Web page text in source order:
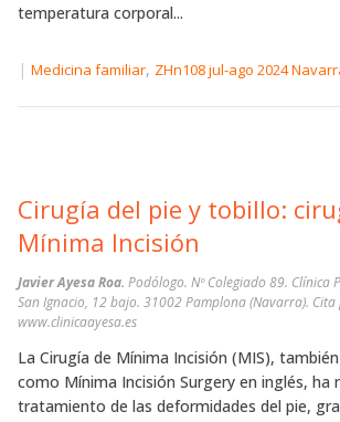
temperatura corporal...
| Medicina familiar, ZHn108 jul-ago 2024
Cirugía del pie y tobillo:
Mínima Incisión
Javier Ayesa Roa. Podólogo. Nº Colegiado 89. Clínica
San Ignacio, 12 bajo. 31002 Pamplona (Navarra).
www.clinicaayesa.es
La Cirugía de Mínima Incisión (MIS),
como Mínima Incisión Surgery en inglés, ha
tratamiento de las deformidades del pie,